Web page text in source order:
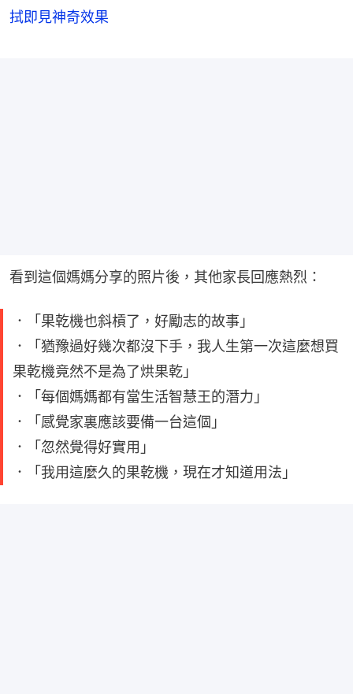
拭即見神奇效果
看到這個媽媽分享的照片後，其他家長回應熱烈：
．「果乾機也斜槓了，好勵志的故事」
．「猶豫過好幾次都沒下手，我人生第一次這麼想買
果乾機竟然不是為了烘果乾」
．「每個媽媽都有當生活智慧王的潛力」
．「感覺家裏應該要備一台這個」
．「忽然覺得好實用」
．「我用這麼久的果乾機，現在才知道用法」